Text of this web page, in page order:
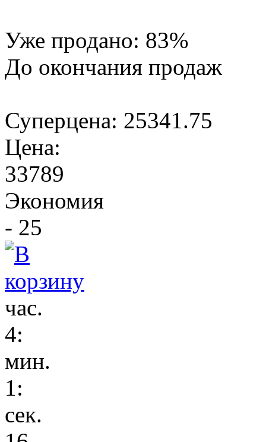
Уже продано: 83%
До окончания продаж
Суперцена: 25341.75
Цена:
33789
Экономия
- 25
час.
4:
мин.
1:
сек.